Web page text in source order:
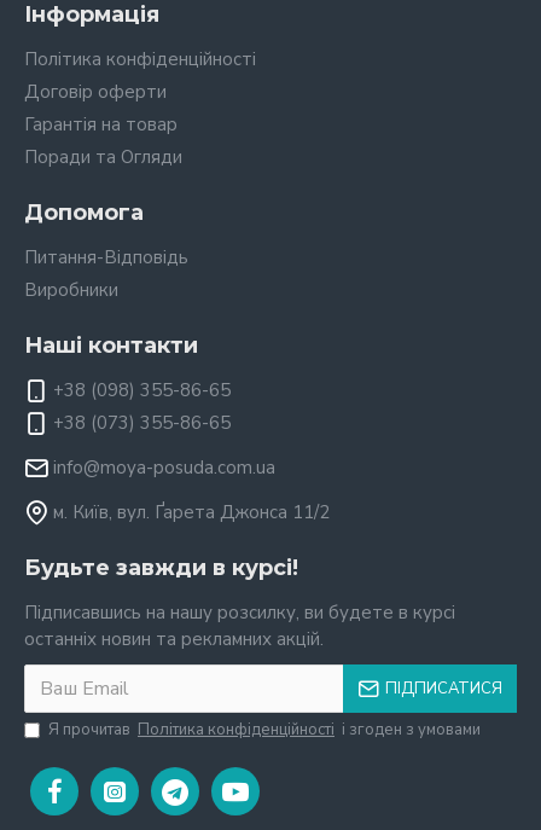
Інформація
Політика конфіденційності
Договір оферти
Гарантія на товар
Поради та Огляди
Допомога
Питання-Відповідь
Виробники
Наші контакти
+38 (098) 355-86-65
+38 (073) 355-86-65
info@moya-posuda.com.ua
м. Київ, вул. Ґарета Джонса 11/2
Будьте завжди в курсі!
Підписавшись на нашу розсилку, ви будете в курсі
останніх новин та рекламних акцій.
ПІДПИСАТИСЯ
Я прочитав Політика конфіденційності і згоден з умовами